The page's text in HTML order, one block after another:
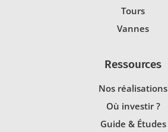
Tours
Vannes
Ressources
Nos réalisations
Où investir ?
Guide & Études